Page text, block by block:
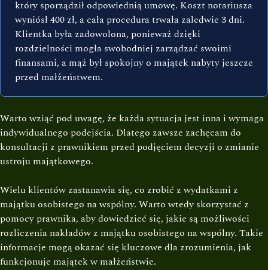
który sporządził odpowiednią umowę. Koszt notariusza
wyniósł 400 zł, a cała procedura trwała zaledwie 3 dni.
Klientka była zadowolona, ponieważ dzięki
rozdzielności mogła swobodniej zarządzać swoimi
finansami, a mąż był spokojny o majątek nabyty jeszcze
przed małżeństwem.
Warto wziąć pod uwagę, że każda sytuacja jest inna i wymaga
indywidualnego podejścia. Dlatego zawsze zachęcam do
konsultacji z prawnikiem przed podjęciem decyzji o zmianie
ustroju majątkowego.
Wielu klientów zastanawia się, co zrobić z wydatkami z
majątku osobistego na wspólny. Warto wtedy skorzystać z
pomocy prawnika, aby dowiedzieć się, jakie są możliwości
rozliczenia nakładów z majątku osobistego na wspólny. Takie
informacje mogą okazać się kluczowe dla zrozumienia, jak
funkcjonuje majątek w małżeństwie.